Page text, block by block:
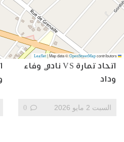
Leaflet
|Map data © OpenStreetMapcontributors
اتحاد تمارة VS نادي وفاء
وداد
السبت 2 مايو 2026 0